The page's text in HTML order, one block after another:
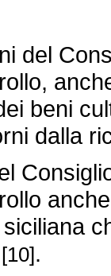
beni
dalla
[10].